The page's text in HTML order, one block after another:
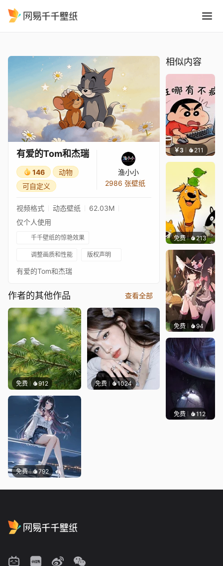
有爱的Tom和杰瑞
146
动物
可自定义
渔小小
2986 张壁纸
视频格式 动态壁纸
62.03M
仅个人使用
千千壁纸的惊艳效果
调整画质和性能 版权声明
有爱的Tom和杰瑞
作者的其他作品 查看全部
免费 912 免费 1024
免费 792
相似内容
￥3 211 渔小小
免费 213渔小小
免费 94
免费 112Asuki